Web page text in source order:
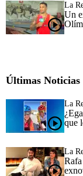
La
Un
Últimas Noticias
La
que
La